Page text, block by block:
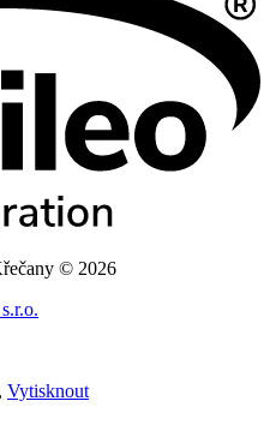
© 2026
, Vytisknout